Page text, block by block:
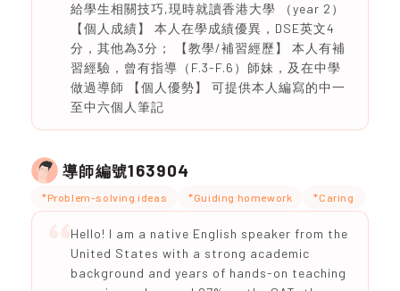
給學生相關技巧,現時就讀香港大學 （year 2）
【個人成績】 本人在學成績優異，DSE英文4
分，其他為3分； 【教學/補習經歷】 本人有補
習經驗，曾有指導（F.3-F.6）師妹，及在中學
做過導師 【個人優勢】 可提供本人編寫的中一
至中六個人筆記
導師編號163904
*Problem-solving ideas *Guiding homework *Caring
Hello! I am a native English speaker from the
United States with a strong academic
background and years of hands-on teaching